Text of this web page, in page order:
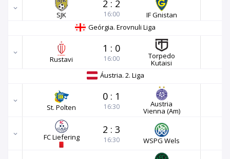
SJK
2 : 2
16:00
IF Gnistan
Geórgia. Erovnuli Liga
Rustavi
1 : 0
16:00 Torpedo
Kutaisi
Áustria. 2. Liga
St. Polten
0 : 1
16:30 Austria
Vienna (Am)
FC Liefering
2 : 3
16:30 WSPG Wels